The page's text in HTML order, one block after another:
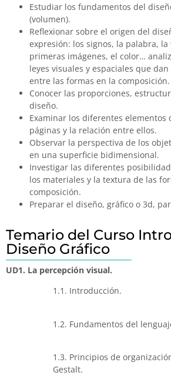
Estudiar los fundamentos del
(volumen).
Reflexionar sobre el origen del
expresión: los signos, la palabra,
primeras imágenes, el color…
leyes visuales y espaciales que
entre las formas en la composición.
Conocer las proporciones,
diseño.
Examinar los diferentes elementos
páginas y la relación entre ellos.
Observar la perspectiva de los
en una superficie bidimensional.
Investigar las diferentes
los materiales y la textura de las
composición.
Preparar el diseño, gráfico o 3d,
Temario del Curso
Diseño Gráfico
UD1. La percepción visual.
1.1. Introducción.
1.2. Fundamentos del
1.3. Principios de
Gestalt.